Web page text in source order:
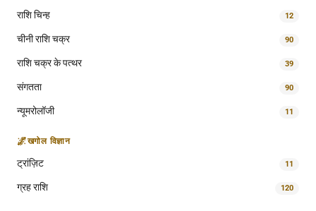
राशि चिन्ह 12
चीनी राशि चक्र 90
राशि चक्र के पत्थर 39
संगतता 90
न्यूमरोलॉजी 11
🌌खगोल विज्ञान
ट्रांज़िट 11
ग्रह राशि 120